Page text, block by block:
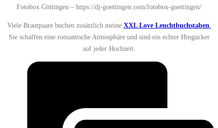
Fotobox Göttingen – https://dj-goettingen.com/fotobox-goettingen/
Viele Brautpaare buchen zusätzlich meine XXL Love Leuchtbuchstaben.
Sie schaffen eine romantische Atmosphäre und sind ein echter Hingucker
auf jeder Hochzeit.